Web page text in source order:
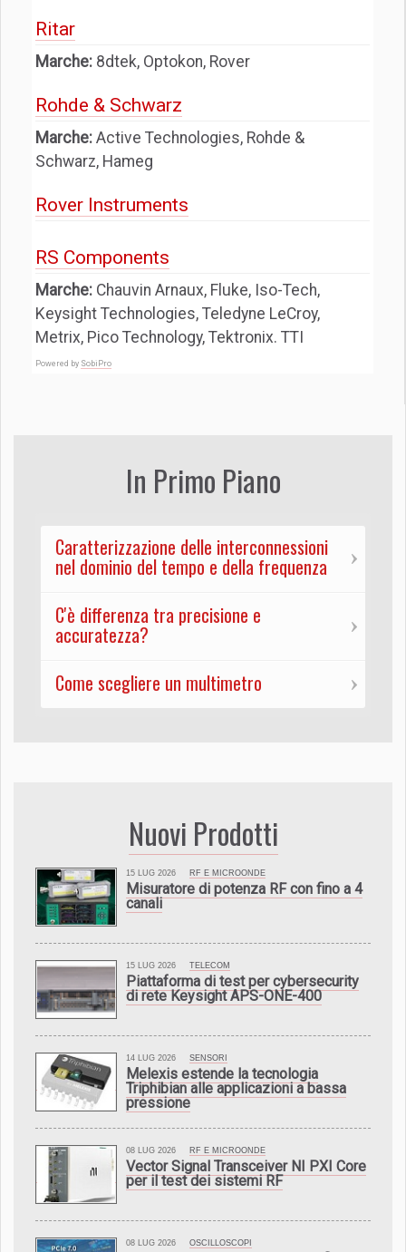
Ritar
Marche: 8dtek, Optokon, Rover
Rohde & Schwarz
Marche: Active Technologies, Rohde &
Schwarz, Hameg
Rover Instruments
RS Components
Marche: Chauvin Arnaux, Fluke, Iso-Tech,
Keysight Technologies, Teledyne LeCroy,
Metrix, Pico Technology, Tektronix. TTI
Powered by SobiPro
In Primo Piano
Caratterizzazione delle interconnessioni
nel dominio del tempo e della frequenza
C'è differenza tra precisione e
accuratezza?
Come scegliere un multimetro
Nuovi Prodotti
15 LUG 2026 RF E MICROONDE
Misuratore di potenza RF con fino a 4
canali
15 LUG 2026 TELECOM
Piattaforma di test per cybersecurity
di rete Keysight APS-ONE-400
14 LUG 2026 SENSORI
Melexis estende la tecnologia
Triphibian alle applicazioni a bassa
pressione
08 LUG 2026 RF E MICROONDE
Vector Signal Transceiver NI PXI Core
per il test dei sistemi RF
08 LUG 2026 OSCILLOSCOPI